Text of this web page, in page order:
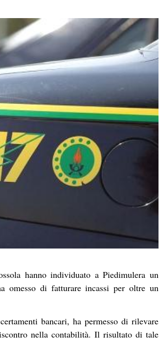
hanno individuato a Piedimulera un
omesso di fatturare incassi per oltre un
bancari, ha permesso di rilevare
nella contabilità. Il risultato di tale